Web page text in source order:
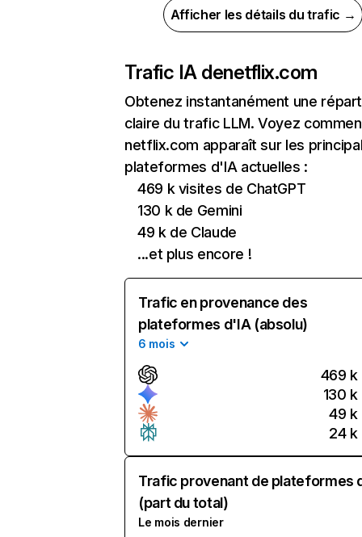
Afficher les détails du trafic →
Trafic IA denetflix.com
Obtenez instantanément une
claire du trafic LLM. Voyez
netflix.com apparaît sur les
plateformes d'IA actuelles :
469 k visites de ChatGPT
130 k de Gemini
49 k de Claude
...et plus encore !
Trafic en provenance des
plateformes d'IA (absolu)
6 mois
469 k
130 k
49 k
24 k
Trafic provenant de plateformes
(part du total)
Le mois dernier